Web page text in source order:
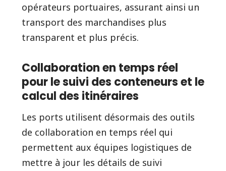
opérateurs portuaires, assurant ainsi un
transport des marchandises plus
transparent et plus précis.
Collaboration en temps réel
pour le suivi des conteneurs et le
calcul des itinéraires
Les ports utilisent désormais des outils
de collaboration en temps réel qui
permettent aux équipes logistiques de
mettre à jour les détails de suivi